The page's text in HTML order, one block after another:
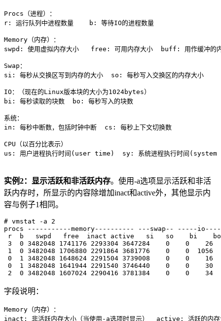
Procs（进程）：
r: 运行队列中进程数量    b: 等待IO的进程数量
Memory（内存）：
swpd: 使用虚拟内存大小   free: 可用内存大小  buff: 用作缓冲的
Swap：
si: 每秒从交换区写到内存的大小  so: 每秒写入交换区的内存大小
IO：（现在的Linux版本块的大小为1024bytes）
bi: 每秒读取的块数  bo: 每秒写入的块数
系统：
in: 每秒中断数，包括时钟中断  cs: 每秒上下文切换数
CPU（以百分比表示）
实例2：显示活跃和非活跃内存。使用-a选项显示活跃和非活
跃内存时，所显示的内容除增加inact和active外，其他显示内
容与例子1相同。
# vmstat -a 2
procs -----------memory---------- ---swap-- -----
r  b   swpd   free  inact active   si   so    bi
3  0 3482048 1741176 2293304 3647284    0    0
1  0 3482048 1706880 2291864 3681776    0    0
0  1 3482048 1648624 2291504 3739008    0    0    16
0  1 3482048 1641944 2291540 3746440    0    0    30
字段说明：
Memory（内存）：